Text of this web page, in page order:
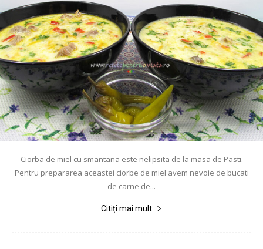
Ciorba de miel cu smantana este nelipsita de la masa de Pasti.
Pentru prepararea aceastei ciorbe de miel avem nevoie de bucati
de carne de...
Citiți mai mult